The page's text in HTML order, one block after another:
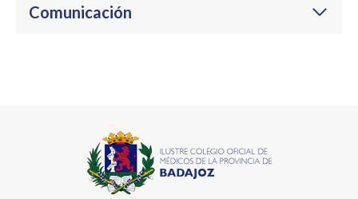
Comunicación